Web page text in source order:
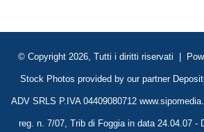
© Copyright 2026, Tutti i diritti riservati |
Stock Photos provided by our partner
ADV SRLS P.IVA 04409080712
reg. n. 7/07, Trib di Foggia in data 24.04.07 -